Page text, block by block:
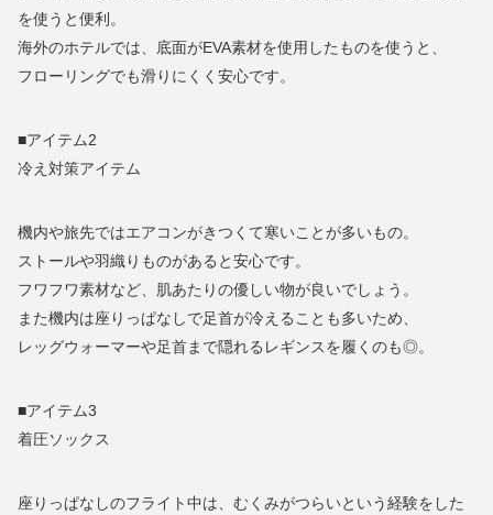
を使うと便利。
海外のホテルでは、底面がEVA素材を使用したものを使うと、
フローリングでも滑りにくく安心です。
■アイテム2
冷え対策アイテム
機内や旅先ではエアコンがきつくて寒いことが多いもの。
ストールや羽織りものがあると安心です。
フワフワ素材など、肌あたりの優しい物が良いでしょう。
また機内は座りっぱなしで足首が冷えることも多いため、
レッグウォーマーや足首まで隠れるレギンスを履くのも◎。
■アイテム3
着圧ソックス
座りっぱなしのフライト中は、むくみがつらいという経験をした